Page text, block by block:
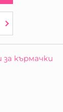
кърмачки